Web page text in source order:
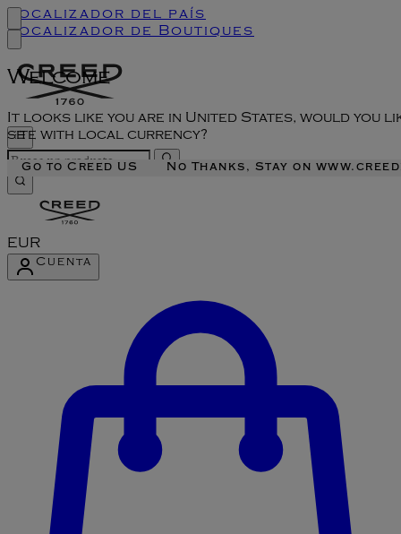
Welcome
It looks like you are in United States, would you
site with local currency?
Go to Creed US No Thanks, Stay on
Localizador del país
Localizador de Boutiques
EUR
Cuenta